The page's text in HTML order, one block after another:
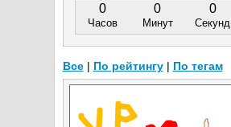
0
Часов
0
Минут
0
Секунд
Все| По рейтингу| По тегам